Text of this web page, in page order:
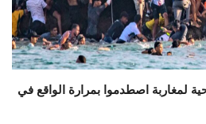
لمغاربة اصطدموا بمرارة الواقع في